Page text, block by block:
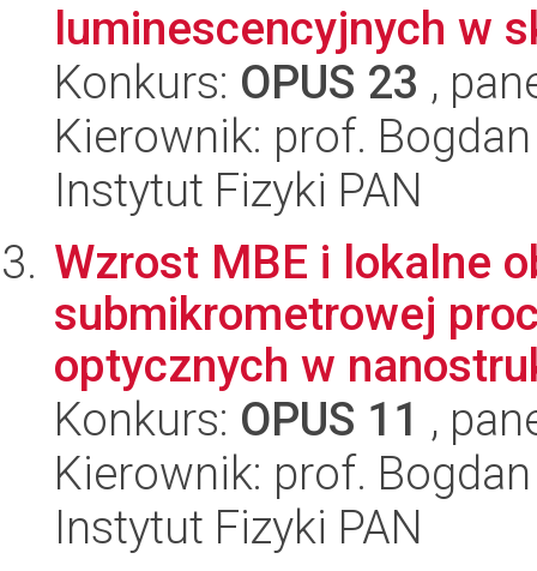
luminescencyjnych w
Konkurs: OPUS 23 ,
Kierownik: prof.
Instytut Fizyki PAN
Wzrost MBE i lokalne
submikrometrowej
optycznych w
Konkurs: OPUS 11 ,
Kierownik: prof.
Instytut Fizyki PAN